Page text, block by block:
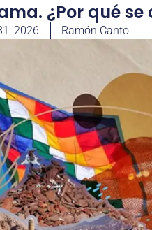
¿Por qué se
2026 Ramón Canto